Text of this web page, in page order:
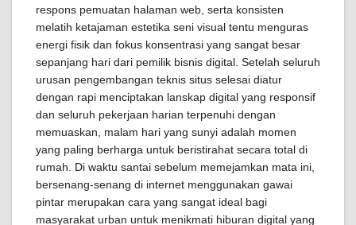
respons pemuatan halaman web, serta konsisten
melatih ketajaman estetika seni visual tentu menguras
energi fisik dan fokus konsentrasi yang sangat besar
sepanjang hari dari pemilik bisnis digital. Setelah seluruh
urusan pengembangan teknis situs selesai diatur
dengan rapi menciptakan lanskap digital yang responsif
dan seluruh pekerjaan harian terpenuhi dengan
memuaskan, malam hari yang sunyi adalah momen
yang paling berharga untuk beristirahat secara total di
rumah. Di waktu santai sebelum memejamkan mata ini,
bersenang-senang di internet menggunakan gawai
pintar merupakan cara yang sangat ideal bagi
masyarakat urban untuk menikmati hiburan digital yang